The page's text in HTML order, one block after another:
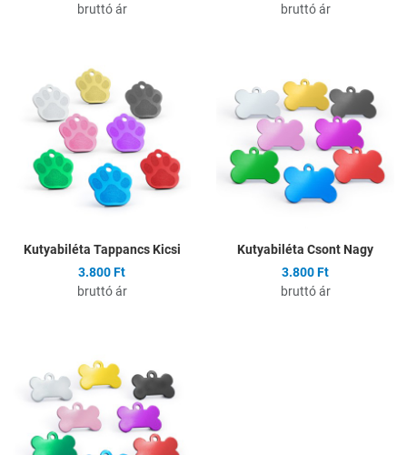
bruttó ár
bruttó ár
Összehasonlítás
Gyors nézet
Kutyabiléta Tappancs Kicsi
3.800 Ft
bruttó ár
Kutyabiléta Csont Nagy
3.800 Ft
bruttó ár